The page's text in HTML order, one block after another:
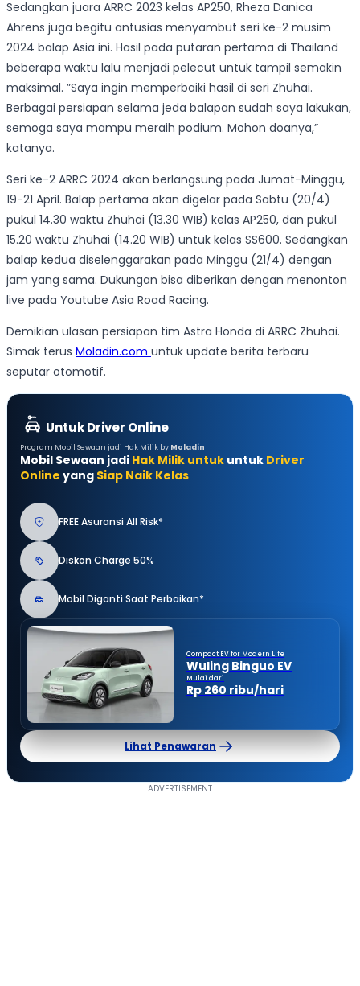
Sedangkan juara ARRC 2023 kelas AP250, Rheza Danica
Ahrens juga begitu antusias menyambut seri ke-2 musim
2024 balap Asia ini. Hasil pada putaran pertama di Thailand
beberapa waktu lalu menjadi pelecut untuk tampil semakin
maksimal. ”Saya ingin memperbaiki hasil di seri Zhuhai.
Berbagai persiapan selama jeda balapan sudah saya lakukan,
semoga saya mampu meraih podium. Mohon doanya,”
katanya.
Seri ke-2 ARRC 2024 akan berlangsung pada Jumat-Minggu,
19-21 April. Balap pertama akan digelar pada Sabtu (20/4)
pukul 14.30 waktu Zhuhai (13.30 WIB) kelas AP250, dan pukul
15.20 waktu Zhuhai (14.20 WIB) untuk kelas SS600. Sedangkan
balap kedua diselenggarakan pada Minggu (21/4) dengan
jam yang sama. Dukungan bisa diberikan dengan menonton
live pada Youtube Asia Road Racing.
Demikian ulasan persiapan tim Astra Honda di ARRC Zhuhai.
Simak terus Moladin.com untuk update berita terbaru
seputar otomotif.
Untuk Driver Online
Program Mobil Sewaan jadi Hak Milik by Moladin
Mobil Sewaan jadi Hak Milik untuk untuk Driver
Online yang Siap Naik Kelas
FREE Asuransi All Risk*
Diskon Charge 50%
Mobil Diganti Saat Perbaikan*
Compact EV for Modern Life
Wuling Binguo EV
Mulai dari
Rp 260 ribu/hari
Lihat Penawaran